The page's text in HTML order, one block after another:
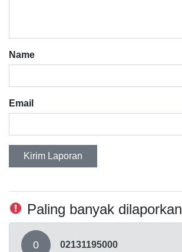
Name
Email
Kirim Laporan
Paling banyak dilaporkan
0 02131195000